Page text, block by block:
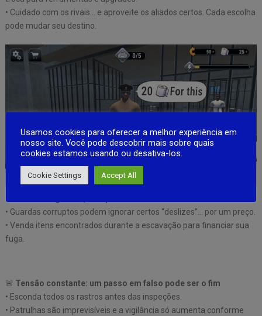
• Cuidado com os rivais… e aproveite os aliados certos. Cada escolha
pode mudar seu destino.
• Guardas corruptos podem ignorar certos “deslizes”… por um preço.
• Venda itens encontrados durante a escavação para financiar sua
fuga.
🚨 Tensão constante: um passo em falso pode ser o fim
• Esconda todos os rastros antes das inspeções.
• Patrulhas são imprevisíveis e a vigilância só aumenta conforme
Usamos cookies para oferecer a melhor experiência em
nosso site. Você pode descobrir mais sobre quais
cookies estamos usando ou desativa-los.
Cookie Settings Accept All